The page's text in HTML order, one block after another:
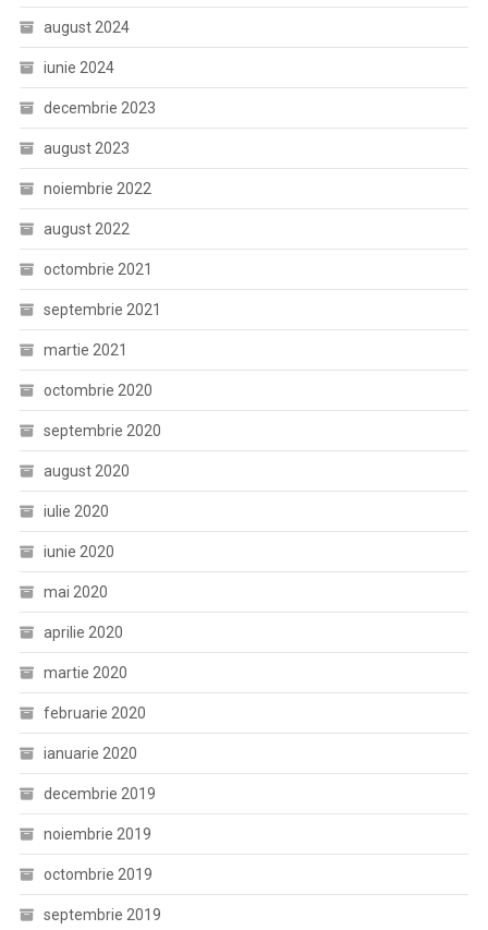
august 2024
iunie 2024
decembrie 2023
august 2023
noiembrie 2022
august 2022
octombrie 2021
septembrie 2021
martie 2021
octombrie 2020
septembrie 2020
august 2020
iulie 2020
iunie 2020
mai 2020
aprilie 2020
martie 2020
februarie 2020
ianuarie 2020
decembrie 2019
noiembrie 2019
octombrie 2019
septembrie 2019